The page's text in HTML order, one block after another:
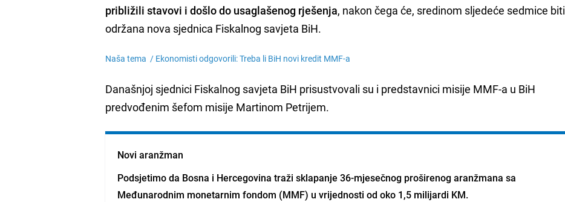
približili stavovi i došlo do usaglašenog rješenja, nakon čega će, sredinom sljedeće sedmice biti
održana nova sjednica Fiskalnog savjeta BiH.
Naša tema / Ekonomisti odgovorili: Treba li BiH novi kredit MMF-a
Današnjoj sjednici Fiskalnog savjeta BiH prisustvovali su i predstavnici misije MMF-a u BiH
predvođenim šefom misije Martinom Petrijem.
Novi aranžman
Podsjetimo da Bosna i Hercegovina tražisklapanje 36-mjesečnog proširenog aranžmana sa
Međunarodnim monetarnim fondom (MMF) u vrijednosti od oko 1,5 milijardi KM.